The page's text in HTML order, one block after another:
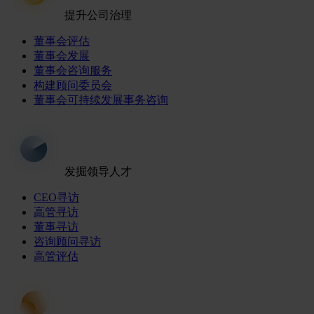
提升公司治理
董事会评估
董事会发展
董事会咨询服务
构建顾问委员会
董事会可持续发展事务咨询
发掘领导人才
CEO寻访
高管寻访
董事寻访
咨询顾问寻访
高管评估